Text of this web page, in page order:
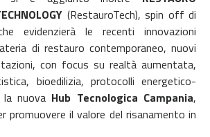
(RestauroTech), spin off di
evidenzierà le recenti innovazioni
di restauro contemporaneo, nuovi
con focus su realtà aumentata,
bioedilizia, protocolli energetico-
nuova Hub Tecnologica Campania,
promuovere il valore del risanamento in